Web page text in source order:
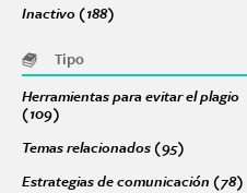
Inactivo (188)
Tipo
Herramientas para evitar el plagio
(109) Apply Herramientas para
Temas relacionados (95)
Estrategias de comunicación (78)